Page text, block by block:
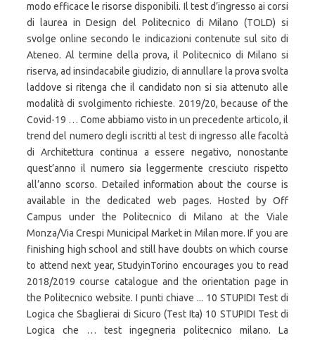
modo efficace le risorse disponibili. Il test d’ingresso ai corsi
di laurea in Design del Politecnico di Milano (TOLD) si
svolge online secondo le indicazioni contenute sul sito di
Ateneo. Al termine della prova, il Politecnico di Milano si
riserva, ad insindacabile giudizio, di annullare la prova svolta
laddove si ritenga che il candidato non si sia attenuto alle
modalità di svolgimento richieste. 2019/20, because of the
Covid-19 … Come abbiamo visto in un precedente articolo, il
trend del numero degli iscritti al test di ingresso alle facoltà
di Architettura continua a essere negativo, nonostante
quest’anno il numero sia leggermente cresciuto rispetto
all’anno scorso. Detailed information about the course is
available in the dedicated web pages. Hosted by Off
Campus under the Politecnico di Milano at the Viale
Monza/Via Crespi Municipal Market in Milan more. If you are
finishing high school and still have doubts on which course
to attend next year, StudyinTorino encourages you to read
2018/2019 course catalogue and the orientation page in
the Politecnico website. I punti chiave ... 10 STUPIDI Test di
Logica che Sbaglierai di Sicuro (Test Ita) 10 STUPIDI Test di
Logica che … test ingegneria politecnico milano. La